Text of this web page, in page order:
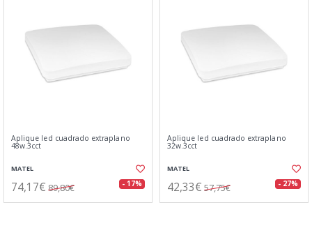
Aplique led cuadrado extraplano
48w.3cct
MATEL
74,17€ 89,80€ - 17%
Aplique led cuadrado extraplano
32w.3cct
MATEL
42,33€ 57,75€ - 27%